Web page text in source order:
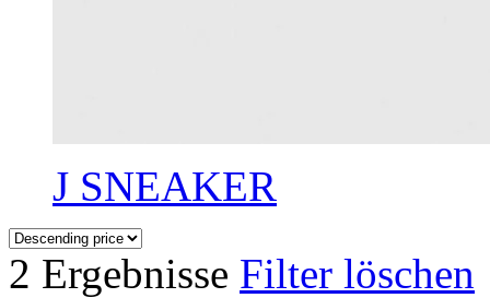
J SNEAKER
2 Ergebnisse Filter löschen